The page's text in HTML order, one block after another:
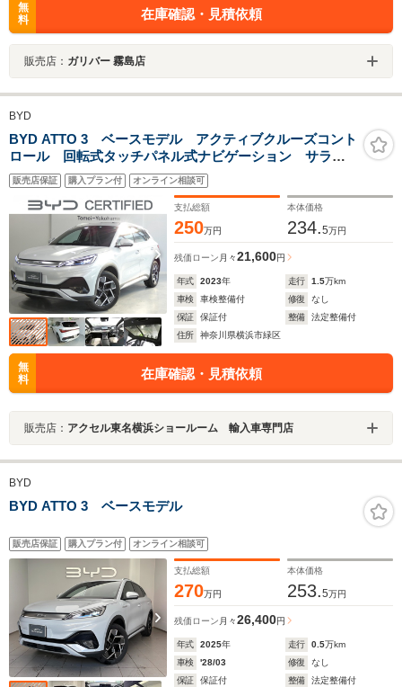
無
料
在庫確認・見積依頼
販売店： ガリバー 霧島店
BYD
BYD ATTO 3 ベースモデル アクティブクルーズコント
ロール 回転式タッチパネル式ナビゲーション サラウ
ンドビューカメラ レザーパワーシート 純正18インチ
アルミ LEDヘッドライト
販売店保証 購入プラン付 オンライン相談可
支払総額
250万円
本体価格
234.5万円
残価ローン 月々21,600円
年式 2023年 走行 1.5万km
車検
車検整備付 修復
なし
保証
保証付 整備
法定整備付
住所
神奈川県横浜市緑区
無
料
在庫確認・見積依頼
販売店： アクセル東名横浜ショールーム 輸入車専門店
BYD
BYD ATTO 3 ベースモデル
販売店保証 購入プラン付 オンライン相談可
支払総額
270万円
本体価格
253.5万円
残価ローン 月々26,400円
年式 2025年 走行 0.5万km
車検
'28/03 修復
なし
保証
保証付 整備
法定整備付